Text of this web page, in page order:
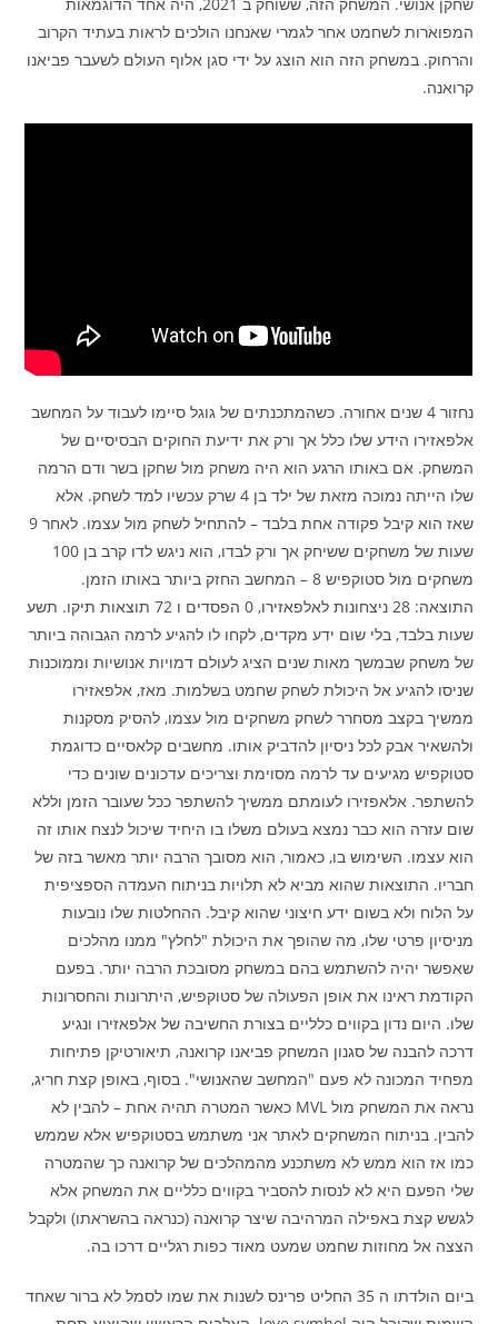
המפוארות לשחמט אחר לגמרי שאנחנו הולכים לראות בעתיד הקרוב
והרחוק. במשחק הזה הוא הוצג על ידי סגן אלוף העולם לשעבר פביאנו
קרואנה.
נחזור 4 שנים אחורה. כשהמתכנתים של גוגל סיימו לעבוד על המחשב
אלפאזירו הידע שלו כלל אך ורק את ידיעת החוקים הבסיסיים של
המשחק. אם באותו הרגע הוא היה משחק מול שחקן בשר ודם הרמה
שלו הייתה נמוכה מזאת של ילד בן 4 שרק עכשיו למד לשחק. אלא
שאז הוא קיבל פקודה אחת בלבד – להתחיל לשחק מול עצמו. לאחר 9
שעות של משחקים ששיחק אך ורק לבדו, הוא ניגש לדו קרב בן 100
משחקים מול סטוקפיש 8 – המחשב החזק ביותר באותו הזמן.
התוצאה: 28 ניצחונות לאלפאזירו, 0 הפסדים ו 72 תוצאות תיקו. תשע
שעות בלבד, בלי שום ידע מקדים, לקחו לו להגיע לרמה הגבוהה ביותר
של משחק שבמשך מאות שנים הציג לעולם דמויות אנושיות וממוכנות
שניסו להגיע אל היכולת לשחק שחמט בשלמות. מאז, אלפאזירו
ממשיך בקצב מסחרר לשחק משחקים מול עצמו, להסיק מסקנות
ולהשאיר אבק לכל ניסיון להדביק אותו. מחשבים קלאסיים כדוגמת
סטוקפיש מגיעים עד לרמה מסוימת וצריכים עדכונים שונים כדי
להשתפר. אלאפזירו לעומתם ממשיך להשתפר ככל שעובר הזמן וללא
שום עזרה הוא כבר נמצא בעולם משלו בו היחיד שיכול לנצח אותו זה
הוא עצמו. השימוש בו, כאמור, הוא מסובך הרבה יותר מאשר בזה של
חבריו. התוצאות שהוא מביא לא תלויות בניתוח העמדה הספציפית
על הלוח ולא בשום ידע חיצוני שהוא קיבל. ההחלטות שלו נובעות
מניסיון פרטי שלו, מה שהופך את היכולת "לחלץ" ממנו מהלכים
שאפשר יהיה להשתמש בהם במשחק מסובכת הרבה יותר. בפעם
הקודמת ראינו את אופן הפעולה של סטוקפיש, היתרונות והחסרונות
שלו. היום נדון בקווים כלליים בצורת החשיבה של אלפאזירו ונגיע
דרכה להבנה של סגנון המשחק פביאנו קרואנה, תיאורטיקן פתיחות
מפחיד המכונה לא פעם "המחשב שהאנושי". בסוף, באופן קצת חריג,
נראה את המשחק מול MVL כאשר המטרה תהיה אחת – להבין לא
להבין. בניתוח המשחקים לאתר אני משתמש בסטוקפיש אלא שממש
כמו אז הוא ממש לא משתכנע מהמהלכים של קרואנה כך שהמטרה
שלי הפעם היא לא לנסות להסביר בקווים כלליים את המשחק אלא
לגשש קצת באפילה המרהיבה שיצר קרואנה (כנראה בהשראתו) ולקבל
הצצה אל מחוזות שחמט שמעט מאוד כפות רגליים דרכו בה.
ביום הולדתו ה 35 החליט פרינס לשנות את שמו לסמל לא ברור שאחד